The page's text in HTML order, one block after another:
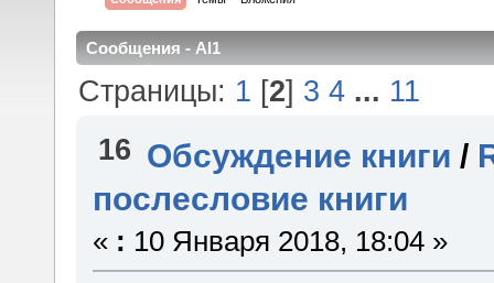
Сообщения - Al1
Страницы: 1 [2] 3 4 ... 11
16 Обсуждение книги /
послесловие книги
« : 10 Января 2018, 18:04 »